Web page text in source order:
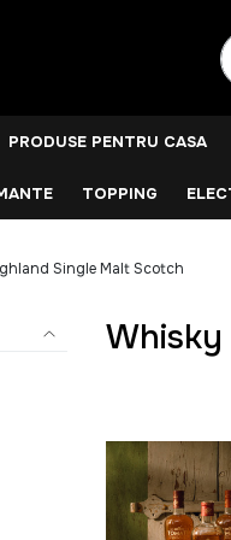
PRODUSE PENTRU CASA
TOPPING
Single Malt Scotch
Whisky